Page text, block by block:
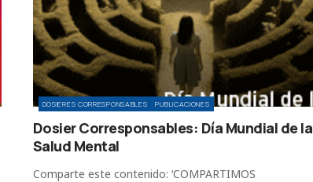
DOSIERES CORRESPONSABLES PUBLICACIONES
Dosier Corresponsables: Día Mundial de la
Salud Mental
Comparte este contenido: ‘COMPARTIMOS